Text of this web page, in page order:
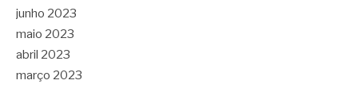
junho 2023
maio 2023
abril 2023
março 2023